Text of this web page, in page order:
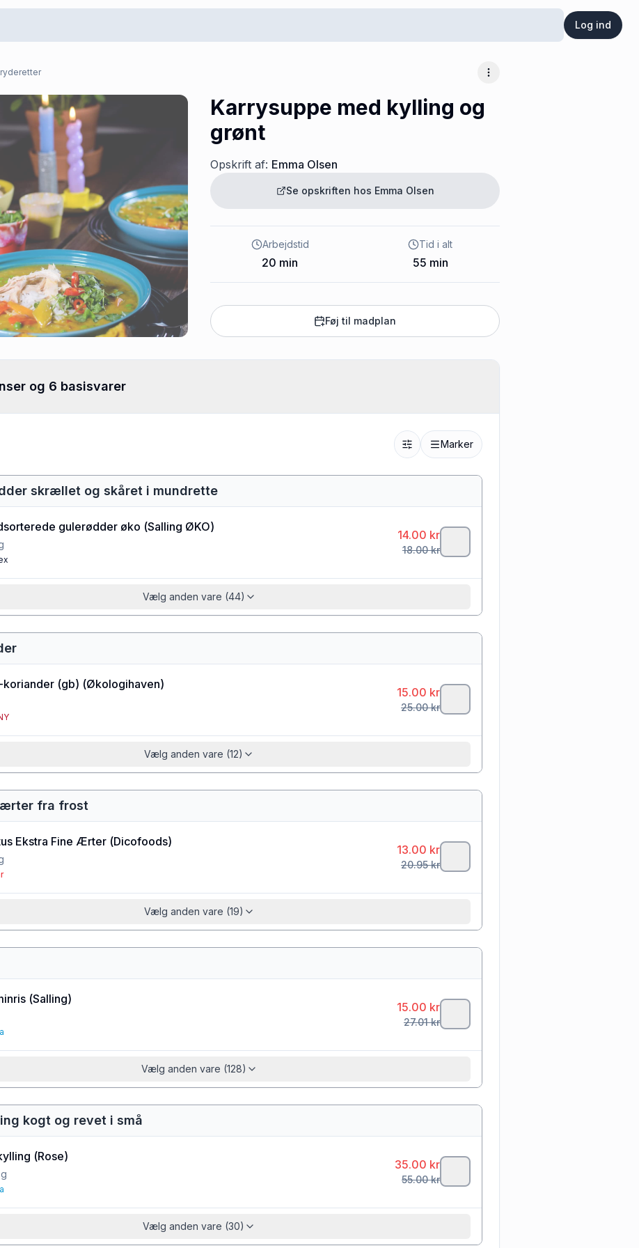
Log ind
Flere muligheder
Karrysuppe med kylling og
grønt
Opskrift af: Emma Olsen
Se opskriften hos Emma Olsen
Arbejdstid
20 min
Tid i alt
55 min
Føj til madplan
og 6 basisvarer
Marker
skrællet og skåret i mundrette
gulerødder øko (Salling ØKO)
14.00 kr
18.00kr
Vælg anden vare (44)
(gb) (Økologihaven)
15.00 kr
25.00kr
Vælg anden vare (12)
fra frost
Ekstra Fine Ærter (Dicofoods)
13.00 kr
20.95kr
Vælg anden vare (19)
(Salling)
15.00 kr
27.01kr
Vælg anden vare (128)
kogt og revet i små
(Rose)
g
35.00 kr
55.00kr
Vælg anden vare (30)